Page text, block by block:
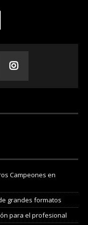
Campeones en
grandes formatos
para el profesional